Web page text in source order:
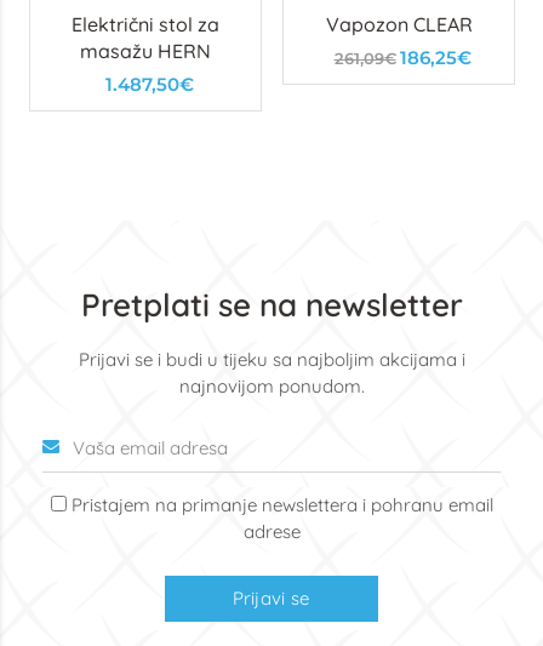
Električni stol za
masažu HERN
1.487,50€
Vapozon CLEAR
261,09€ 186,25€
Pretplati se na newsletter
Prijavi se i budi u tijeku sa najboljim akcijama i
najnovijom ponudom.
Pristajem na primanje newslettera i pohranu email
adrese
Prijavi se